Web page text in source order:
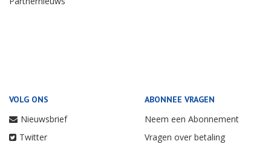
VOLG ONS
Nieuwsbrief
Twitter
ABONNEE VRAGEN
Neem een Abonnement
Vragen over betaling